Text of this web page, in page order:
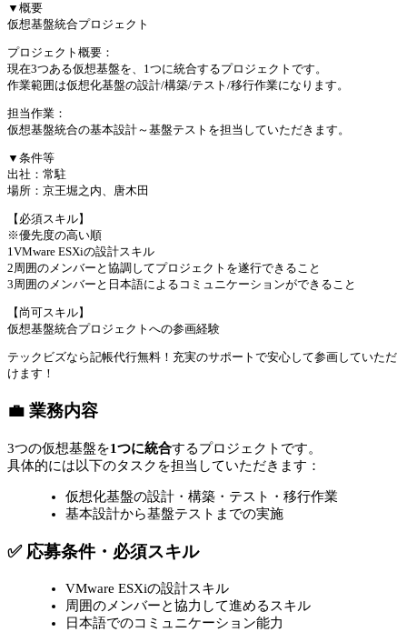
▼概要
仮想基盤統合プロジェクト
プロジェクト概要：
現在3つある仮想基盤を、1つに統合するプロジェクトです。
作業範囲は仮想化基盤の設計/構築/テスト/移行作業になります。
担当作業：
仮想基盤統合の基本設計～基盤テストを担当していただきます。
▼条件等
出社：常駐
場所：京王堀之内、唐木田
【必須スキル】
※優先度の高い順
1VMware ESXiの設計スキル
2周囲のメンバーと協調してプロジェクトを遂行できること
3周囲のメンバーと日本語によるコミュニケーションができること
【尚可スキル】
仮想基盤統合プロジェクトへの参画経験
テックビズなら記帳代行無料！充実のサポートで安心して参画していただ
けます！
💼 業務内容
3つの仮想基盤を1つに統合するプロジェクトです。
具体的には以下のタスクを担当していただきます：
仮想化基盤の設計・構築・テスト・移行作業
基本設計から基盤テストまでの実施
✅ 応募条件・必須スキル
VMware ESXiの設計スキル
周囲のメンバーと協力して進めるスキル
日本語でのコミュニケーション能力